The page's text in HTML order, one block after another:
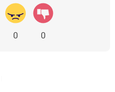
0 0